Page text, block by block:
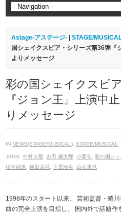
Astage-アステージ- |STAGE/
国シェイクスピア・シリーズ第36弾『
よりメッセージ
彩の国シェイクスピ
『ジョン王』上演中
りメッセージ
IN NEWS(STAGE/MUSICAL) ,STAGE/MUSICAL
TAGS:中村京蔵 ,吉田 鋼太郎 ,小栗旬 ,彩の国シ
植本純米 ,横田栄司 玉置玲央 ,白石隼也
1998年のスタート以来、 芸術監督・蜷
曲の完全上演を目指し、 国内外で話題